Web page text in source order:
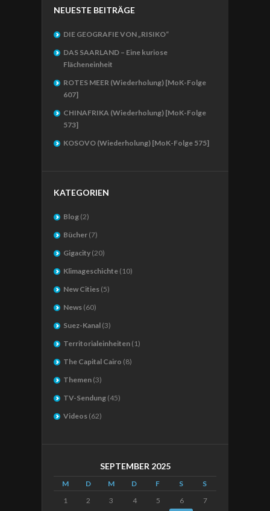
NEUESTE BEITRÄGE
DIE GEOGRAFIE VON „RISIKO“
DAS SAARLAND – Eine kuriose
Flächeneinheit
ROTES MEER (Wiederholung) [MoK-Folge
607]
CHINAFRIKA (Wiederholung) [MoK-Folge
573]
KOSOVO (Wiederholung) [MoK-Folge 575]
KATEGORIEN
Blog (2)
Bücher (7)
Gigacity (20)
Klimageschichte (10)
New Cities (5)
News (60)
Suez-Kanal (3)
Territorialeinheiten (1)
The Capital Cairo (8)
Themen (3)
TV-Sendung (45)
Videos (62)
SEPTEMBER 2025
M D M D F S
S
1
2 3 4 5 6
7